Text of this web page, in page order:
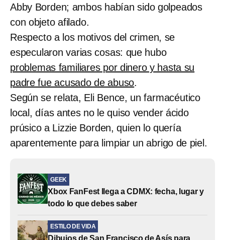
Abby Borden; ambos habían sido golpeados
con objeto afilado.
Respecto a los motivos del crimen, se
especularon varias cosas: que hubo
problemas familiares por dinero y hasta su
padre fue acusado de abuso.
Según se relata, Eli Bence, un farmacéutico
local, días antes no le quiso vender ácido
prúsico a Lizzie Borden, quien lo quería
aparentemente para limpiar un abrigo de piel.
GEEK
Xbox FanFest llega a CDMX: fecha, lugar y
todo lo que debes saber
ESTILO DE VIDA
Dibujos de San Francisco de Asís para